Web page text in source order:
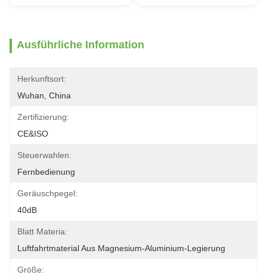
Ausführliche Information
Herkunftsort:
Wuhan, China
Zertifizierung:
CE&ISO
Steuerwahlen:
Fernbedienung
Geräuschpegel:
40dB
Blatt Materia:
Luftfahrtmaterial Aus Magnesium-Aluminium-Legierung
Größe: